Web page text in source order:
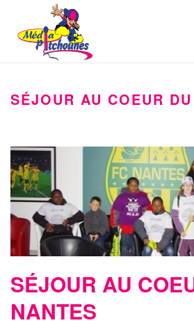
SÉJOUR AU COEUR
SÉJOUR AU
NANTES